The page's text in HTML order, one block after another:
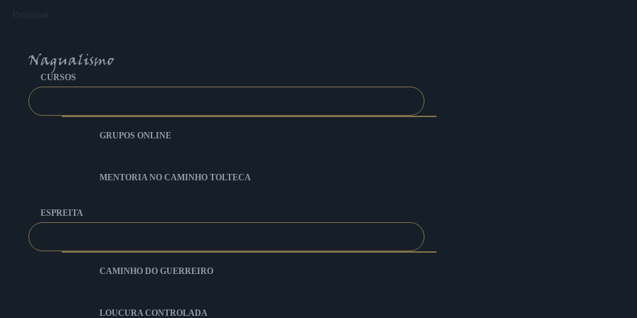
conteúdo
CURSOS
GRUPOS ONLINE
MENTORIA NO CAMINHO TOLTECA
ESPREITA
CAMINHO DO GUERREIRO
LOUCURA CONTROLADA